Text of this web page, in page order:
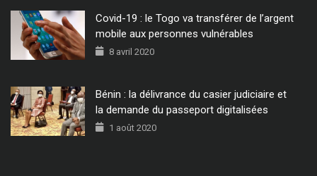
Covid-19 : le Togo va transférer de l’argent
mobile aux personnes vulnérables
8 avril 2020
Bénin : la délivrance du casier judiciaire et
la demande du passeport digitalisées
1 août 2020